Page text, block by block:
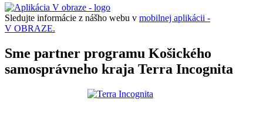
Sledujte informácie z nášho webu v mobilnej aplikácii -
V OBRAZE.
Sme partner programu Košického
samosprávneho kraja Terra Incognita